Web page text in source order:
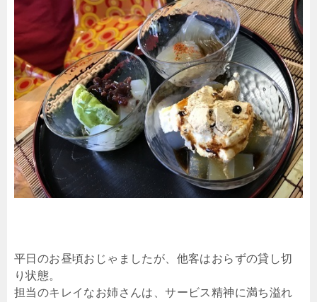
平日のお昼頃おじゃましたが、他客はおらずの貸し切
り状態。
担当のキレイなお姉さんは、サービス精神に満ち溢れ